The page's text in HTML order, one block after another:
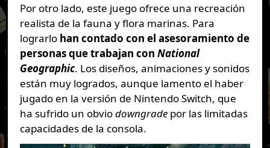
Por otro lado, este juego ofrece una recreación
realista de la fauna y flora marinas. Para
lograrlohan contado con el asesoramiento de
personas que trabajan con National
Geographic. Los diseños, animaciones y sonidos
están muy logrados, aunque lamento el haber
jugado en la versión de Nintendo Switch, que
ha sufrido un obviodowngradepor las limitadas
capacidades de la consola.